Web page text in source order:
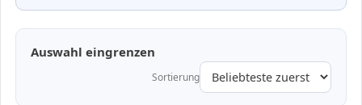
Auswahl eingrenzen
Sortierung